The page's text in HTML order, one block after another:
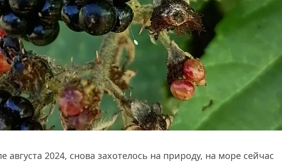
августа 2024, снова захотелось на природу, на море сейчас